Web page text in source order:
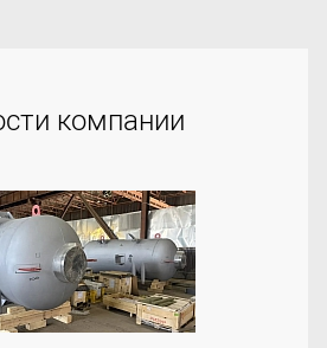
компании